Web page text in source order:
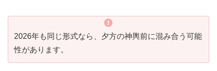
2026年も同じ形式なら、夕方の神輿前に混み合う可能
性があります。